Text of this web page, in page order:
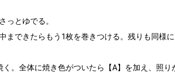
っとゆでる。
まできたらもう1枚を巻きつける。残りも同様に
く。全体に焼き色がついたら【A】を加え、照り